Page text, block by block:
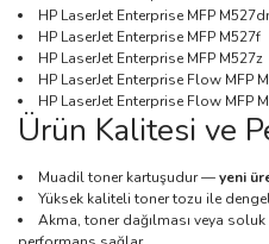
HP LaserJet Enterprise MFP
HP LaserJet Enterprise MFP M527f
HP LaserJet Enterprise MFP M527z
HP LaserJet Enterprise Flow MFP
HP LaserJet Enterprise Flow MFP
Ürün Kalitesi ve
Muadil toner kartuşudur —yeni
Yüksek kaliteli toner tozu ile
Akma, toner dağılması veya